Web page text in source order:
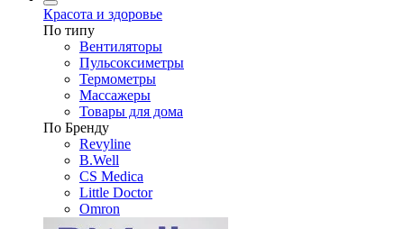
Красота и здоровье
По типу
Вентиляторы
Пульсоксиметры
Термометры
Массажеры
Товары для дома
По Бренду
Revyline
B.Well
CS Medica
Little Doctor
Omron